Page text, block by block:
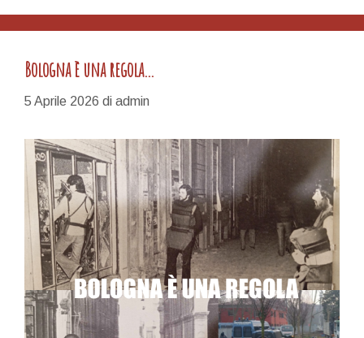
Bologna è una regola…
5 Aprile 2026 di admin